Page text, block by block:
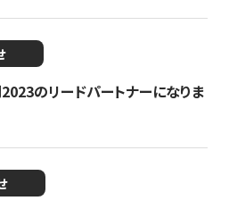
のリードパートナーになりま